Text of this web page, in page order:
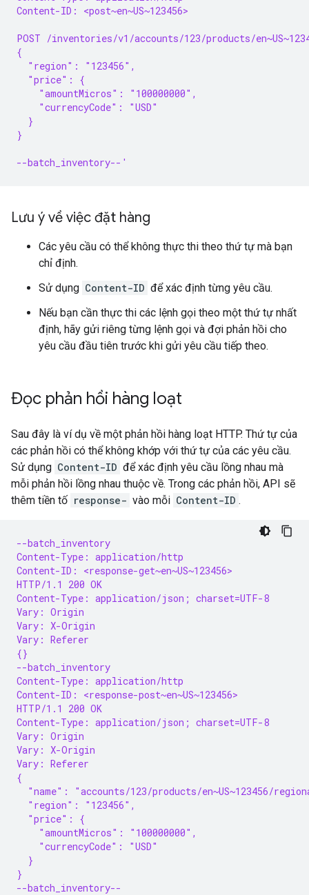
Content-ID: <post~en~US~123456>
POST /inventories/v1/accounts/123/products/
{
  "region": "123456",
  "price": {
    "amountMicros": "100000000",
    "currencyCode": "USD"
  }
}
--batch_inventory--'
Lưu ý về việc đặt hàng
Các yêu cầu có thể không thực thi theo thứ tự mà bạn
chỉ định.
Sử dụng Content-ID để xác định từng yêu cầu.
Nếu bạn cần thực thi các lệnh gọi theo một thứ tự nhất
định, hãy gửi riêng từng lệnh gọi và đợi phản hồi cho
yêu cầu đầu tiên trước khi gửi yêu cầu tiếp theo.
Đọc phản hồi hàng loạt
Sau đây là ví dụ về một phản hồi hàng loạt HTTP. Thứ tự của
các phản hồi có thể không khớp với thứ tự của các yêu cầu.
Sử dụng Content-ID để xác định yêu cầu lồng nhau mà
mỗi phản hồi lồng nhau thuộc về. Trong các phản hồi, API sẽ
thêm tiền tố response- vào mỗi Content-ID .
--batch_inventory
Content-Type: application/http
Content-ID: <response-get~en~US~123456>
HTTP/1.1 200 OK
Content-Type: application/json; charset=UTF-8
Vary: Origin
Vary: X-Origin
Vary: Referer
{}
--batch_inventory
Content-Type: application/http
Content-ID: <response-post~en~US~123456>
HTTP/1.1 200 OK
Content-Type: application/json; charset=UTF-8
Vary: Origin
Vary: X-Origin
Vary: Referer
{
"name": "accounts/123/products/en~US~123456/
  "region": "123456",
  "price": {
    "amountMicros": "100000000",
    "currencyCode": "USD"
  }
}
--batch_inventory--